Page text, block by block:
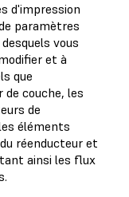
d'impression
paramètres
vous
et à
que
couche, les
de
éléments
réenducteur et
ainsi les flux